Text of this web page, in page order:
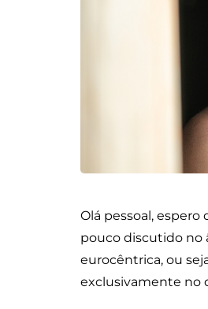
Olá pessoal,
pouco discutido no
eurocêntrica, ou
exclusivamente no